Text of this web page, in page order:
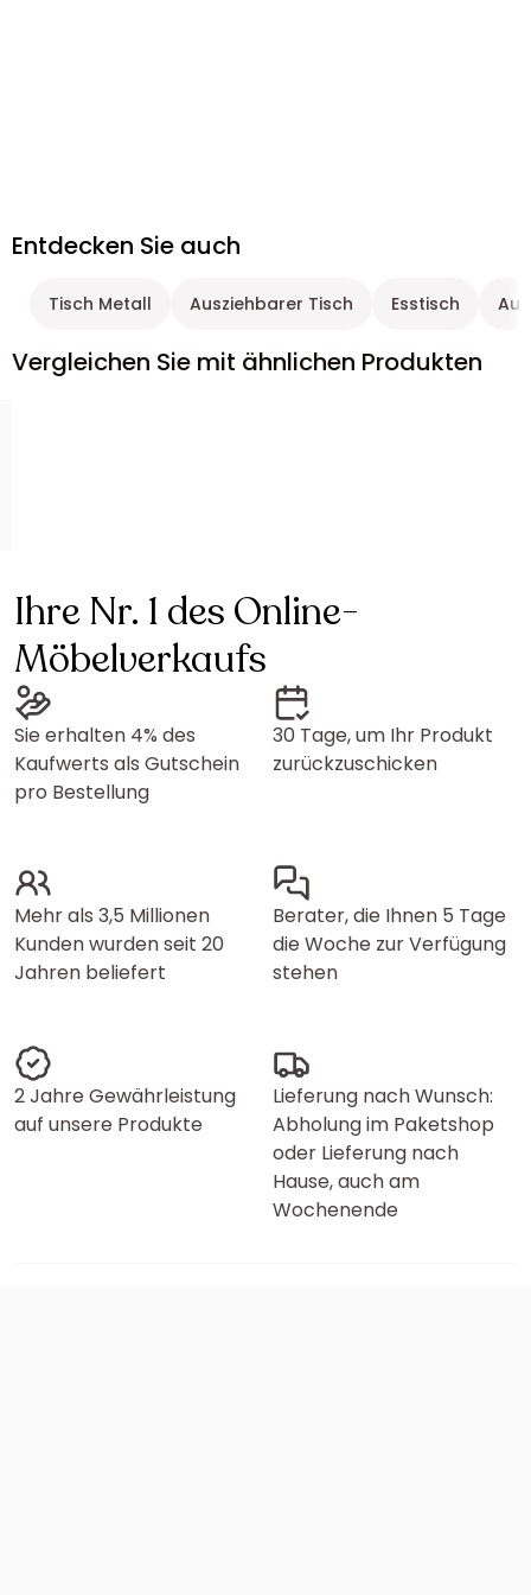
Entdecken Sie auch
Tisch Metall Ausziehbarer Tisch Esstisch
Vergleichen Sie mit ähnlichen Produkten
Ihre Nr. 1 des Online-
Möbelverkaufs
Sie erhalten 4% des
Kaufwerts als Gutschein
pro Bestellung
30 Tage, um Ihr Produkt
zurückzuschicken
Mehr als 3,5 Millionen
Kunden wurden seit 20
Jahren beliefert
Berater, die Ihnen 5 Tage
die Woche zur Verfügung
stehen
2 Jahre Gewährleistung
auf unsere Produkte
Lieferung nach Wunsch:
Abholung im Paketshop
oder Lieferung nach
Hause, auch am
Wochenende